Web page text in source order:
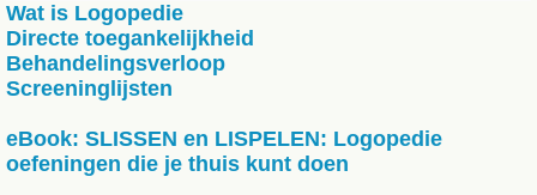
Wat is Logopedie
Directe toegankelijkheid
Behandelingsverloop
Screeninglijsten
eBook: SLISSEN en LISPELEN: Logopedie
oefeningen die je thuis kunt doen